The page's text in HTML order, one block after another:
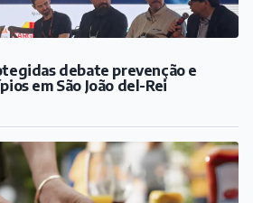
debate prevenção e
em São João del-Rei